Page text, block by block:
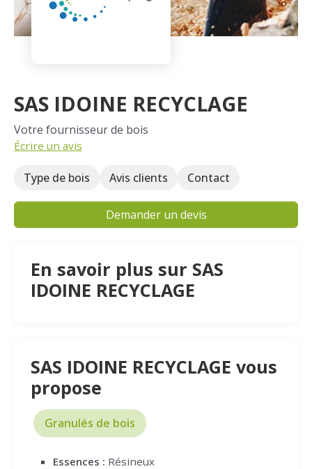
ESPACE PRO
SAS IDOINE RECYCLAGE
Votre fournisseur de bois
Écrire un avis
Type de bois Avis clients Contact
Demander un devis
En savoir plus sur SAS
IDOINE RECYCLAGE
SAS IDOINE RECYCLAGE vous
propose
Granulés de bois
Essences : Résineux